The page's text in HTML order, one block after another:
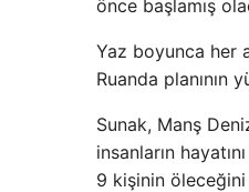
önce başlamış
Yaz boyunca her
Ruanda planının
Sunak, Manş
insanların
9 kişinin